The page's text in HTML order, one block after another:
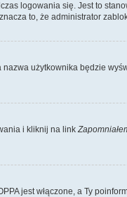
logowania się. Jest to
to, że administrator
nazwa użytkownika będzie
i kliknij na link
jest włączone, a Ty